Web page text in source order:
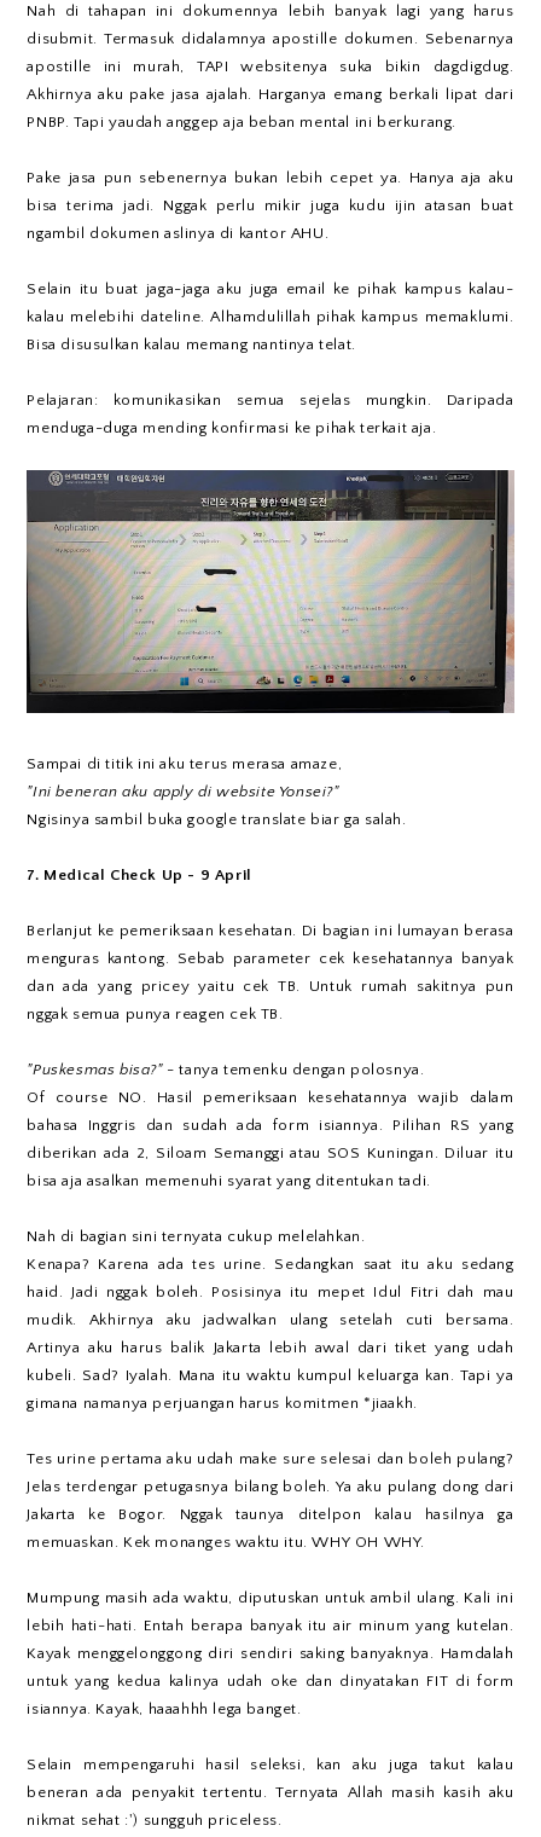
Nah di tahapan ini dokumennya lebih banyak lagi yang harus
disubmit. Termasuk didalamnya apostille dokumen. Sebenarnya
apostille ini murah, TAPI websitenya suka bikin dagdigdug.
Akhirnya aku pake jasa ajalah. Harganya emang berkali lipat dari
PNBP. Tapi yaudah anggep aja beban mental ini berkurang.
Pake jasa pun sebenernya bukan lebih cepet ya. Hanya aja aku
bisa terima jadi. Nggak perlu mikir juga kudu ijin atasan buat
ngambil dokumen aslinya di kantor AHU.
Selain itu buat jaga-jaga aku juga email ke pihak kampus kalau-
kalau melebihi dateline. Alhamdulillah pihak kampus memaklumi.
Bisa disusulkan kalau memang nantinya telat.
Pelajaran: komunikasikan semua sejelas mungkin. Daripada
menduga-duga mending konfirmasi ke pihak terkait aja.
Sampai di titik ini aku terus merasa amaze,
"Ini beneran aku apply di website Yonsei?"
Ngisinya sambil buka google translate biar ga salah.
7. Medical Check Up - 9 April
Berlanjut ke pemeriksaan kesehatan. Di bagian ini lumayan berasa
menguras kantong. Sebab parameter cek kesehatannya banyak
dan ada yang pricey yaitu cek TB. Untuk rumah sakitnya pun
nggak semua punya reagen cek TB.
"Puskesmas bisa?"- tanya temenku dengan polosnya.
Of course NO. Hasil pemeriksaan kesehatannya wajib dalam
bahasa Inggris dan sudah ada form isiannya. Pilihan RS yang
diberikan ada 2, Siloam Semanggi atau SOS Kuningan. Diluar itu
bisa aja asalkan memenuhi syarat yang ditentukan tadi.
Nah di bagian sini ternyata cukup melelahkan.
Kenapa? Karena ada tes urine. Sedangkan saat itu aku sedang
haid. Jadi nggak boleh. Posisinya itu mepet Idul Fitri dah mau
mudik. Akhirnya aku jadwalkan ulang setelah cuti bersama.
Artinya aku harus balik Jakarta lebih awal dari tiket yang udah
kubeli. Sad? Iyalah. Mana itu waktu kumpul keluarga kan. Tapi ya
gimana namanya perjuangan harus komitmen *jiaakh.
Tes urine pertama aku udah make sure selesai dan boleh pulang?
Jelas terdengar petugasnya bilang boleh. Ya aku pulang dong dari
Jakarta ke Bogor. Nggak taunya ditelpon kalau hasilnya ga
memuaskan. Kek monanges waktu itu. WHY OH WHY.
Mumpung masih ada waktu, diputuskan untuk ambil ulang. Kali ini
lebih hati-hati. Entah berapa banyak itu air minum yang kutelan.
Kayak menggelonggong diri sendiri saking banyaknya. Hamdalah
untuk yang kedua kalinya udah oke dan dinyatakan FIT di form
isiannya. Kayak, haaahhh lega banget.
Selain mempengaruhi hasil seleksi, kan aku juga takut kalau
beneran ada penyakit tertentu. Ternyata Allah masih kasih aku
nikmat sehat :') sungguh priceless.